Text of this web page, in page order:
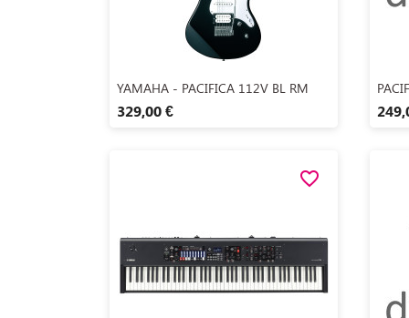
Aperçu rapide
YAMAHA - PACIFICA 112V BL RM
329,00 €
favorite_border